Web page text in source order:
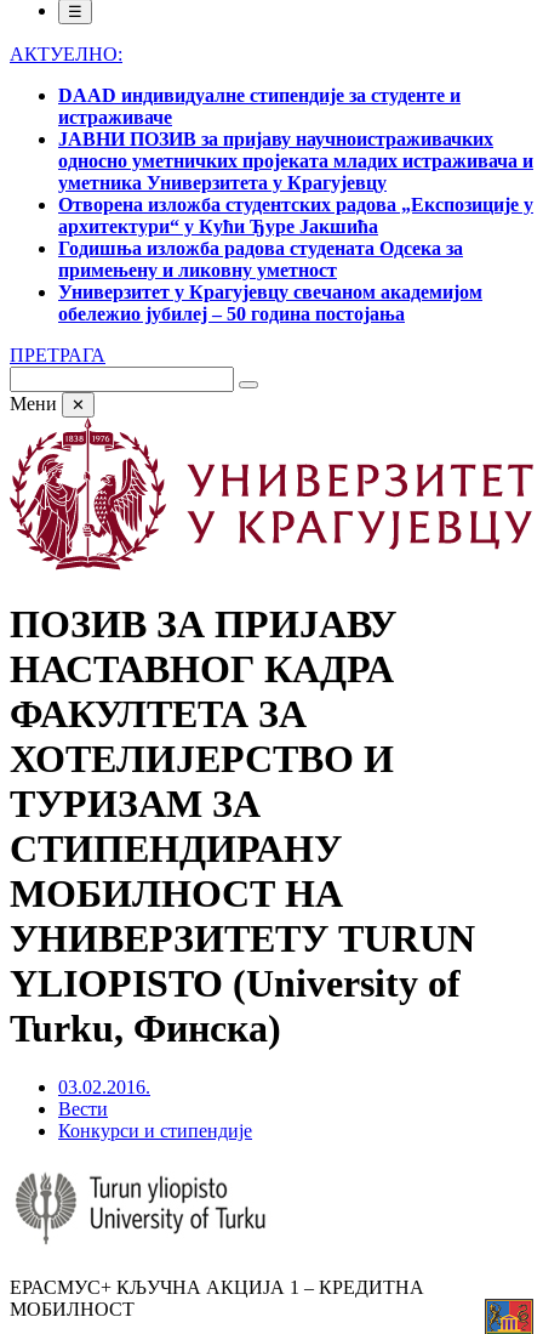
☰
АКТУЕЛНО:
DAAD индивидуалне стипендије за студенте и
истраживаче
ЈАВНИ ПОЗИВ за пријаву научноистраживачких
односно уметничких пројеката младих истраживача и
уметника Универзитета у Крагујевцу
Отворена изложба студентских радова „Експозиције у
архитектури“ у Кући Ђуре Јакшића
Годишња изложба радова студената Одсека за
примењену и ликовну уметност
Универзитет у Крагујевцу свечаном академијом
обележио јубилеј – 50 година постојања
ПРЕТРАГА
Мени ✕
ПОЗИВ ЗА ПРИЈАВУ
НАСТАВНОГ КАДРА
ФАКУЛТЕТА ЗА
ХОТЕЛИЈЕРСТВО И
ТУРИЗАМ ЗА
СТИПЕНДИРАНУ
МОБИЛНОСТ НА
УНИВЕРЗИТЕТУ TURUN
YLIOPISTO (University of
Turku, Финска)
03.02.2016.
Вести
Конкурси и стипендије
ЕРАСМУС+ КЉУЧНА АКЦИЈА 1 – КРЕДИТНА
МОБИЛНОСТ